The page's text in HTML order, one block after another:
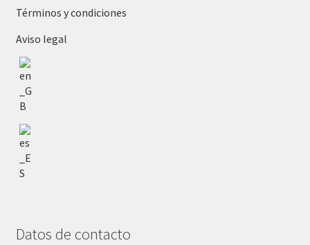
Términos y condiciones
Aviso legal
Datos de contacto